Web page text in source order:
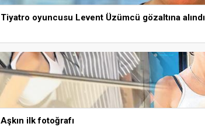
Tiyatro oyuncusu Levent Üzümcü gözaltına alındı
Aşkın ilk fotoğrafı